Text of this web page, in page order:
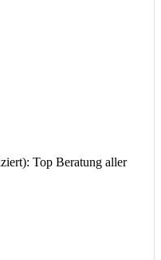
Top Beratung aller